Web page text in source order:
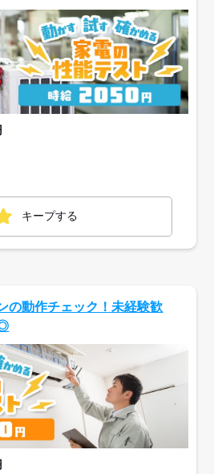
キープする
の動作チェック！未経験歓